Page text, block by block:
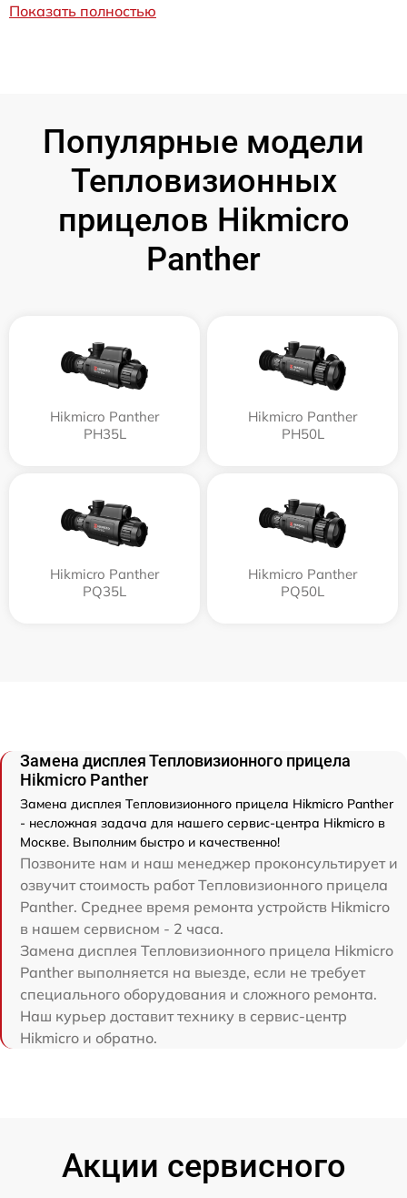
Показать полностью
Популярные модели
Тепловизионных
прицелов Hikmicro
Panther
Hikmicro Panther
PH35L
Hikmicro Panther
PH50L
Hikmicro Panther
PQ35L
Hikmicro Panther
PQ50L
Замена дисплея Тепловизионного прицела
Hikmicro Panther
Замена дисплея Тепловизионного прицела Hikmicro Panther
- несложная задача для нашего сервис-центра Hikmicro в
Москве. Выполним быстро и качественно!
Позвоните нам и наш менеджер проконсультирует и
озвучит стоимость работ Тепловизионного прицела
Panther. Среднее время ремонта устройств Hikmicro
в нашем сервисном - 2 часа.
Замена дисплея Тепловизионного прицела Hikmicro
Panther выполняется на выезде, если не требует
специального оборудования и сложного ремонта.
Наш курьер доставит технику в сервис-центр
Hikmicro и обратно.
Акции сервисного